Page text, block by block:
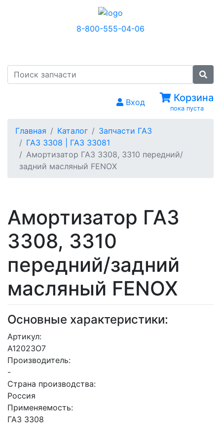
8-800-555-04-06
Вход Корзина
пока пуста
Главная Каталог
Запчасти ГАЗ
ГАЗ 3308 | ГАЗ 33081
Амортизатор ГАЗ 3308, 3310 передний/
задний масляный FENOX
Амортизатор ГАЗ
3308, 3310
передний/задний
масляный FENOX
Основные характеристики:
Артикул:
A12023O7
Производитель:
-
Страна производства:
Россия
Применяемость:
ГАЗ 3308